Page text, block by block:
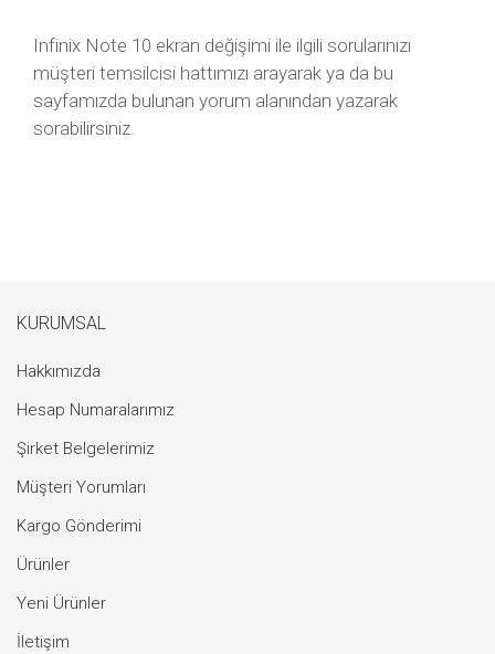
Infinix Note 10 ekran değişimi ile ilgili sorularınızı
müşteri temsilcisi hattımızı arayarak ya da bu
sayfamızda bulunan yorum alanından yazarak
sorabilirsiniz.
KURUMSAL
Hakkımızda
Hesap Numaralarımız
Şirket Belgelerimiz
Müşteri Yorumları
Kargo Gönderimi
Ürünler
Yeni Ürünler
İletişim